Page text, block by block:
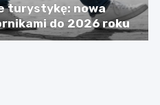
turystykę: nowa
do 2026 roku